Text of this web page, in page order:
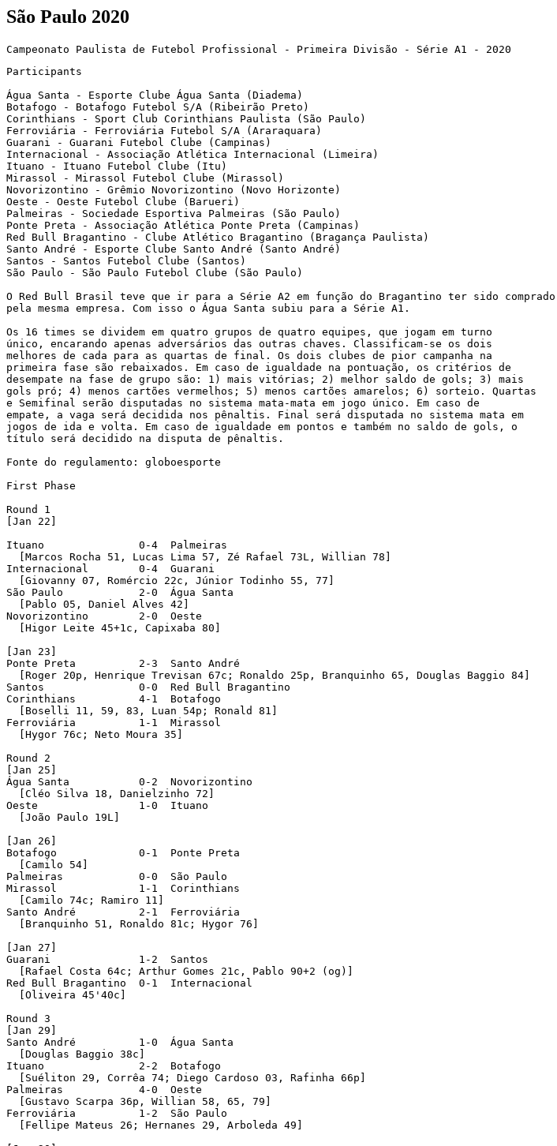
São Paulo 2020
Participants
Água Santa - Esporte Clube Água Santa (Diadema)
Botafogo - Botafogo Futebol S/A (Ribeirão Preto)
Corinthians - Sport Club Corinthians Paulista (São Paulo)
Ferroviária - Ferroviária Futebol S/A (Araraquara)
Guarani - Guarani Futebol Clube (Campinas)
Internacional - Associação Atlética Internacional (Limeira)
Ituano - Ituano Futebol Clube (Itu)
Mirassol - Mirassol Futebol Clube (Mirassol)
Novorizontino - Grêmio Novorizontino (Novo Horizonte)
Oeste - Oeste Futebol Clube (Barueri)
Palmeiras - Sociedade Esportiva Palmeiras (São Paulo)
Ponte Preta - Associação Atlética Ponte Preta (Campinas)
Red Bull Bragantino - Clube Atlético Bragantino (Bragança Paulista)
Santo André - Esporte Clube Santo André (Santo André)
Santos - Santos Futebol Clube (Santos)
São Paulo - São Paulo Futebol Clube (São Paulo)
O Red Bull Brasil teve que ir para a Série A2 em função do Bragantino ter sido comprado
pela mesma empresa. Com isso o Água Santa subiu para a Série A1.
Os 16 times se dividem em quatro grupos de quatro equipes, que jogam em turno
único, encarando apenas adversários das outras chaves. Classificam-se os dois
melhores de cada para as quartas de final. Os dois clubes de pior campanha na
primeira fase são rebaixados. Em caso de igualdade na pontuação, os critérios de
desempate na fase de grupo são: 1) mais vitórias; 2) melhor saldo de gols; 3) mais
gols pró; 4) menos cartões vermelhos; 5) menos cartões amarelos; 6) sorteio. Quartas
e Semifinal serão disputadas no sistema mata-mata em jogo único. Em caso de
empate, a vaga será decidida nos pênaltis. Final será disputada no sistema mata em
jogos de ida e volta. Em caso de igualdade em pontos e também no saldo de gols, o
título será decidido na disputa de pênaltis.
Fonte do regulamento: globoesporte
First Phase
Round 1
[Jan 22]
Ituano               0-4  Palmeiras
  [Marcos Rocha 51, Lucas Lima 57, Zé Rafael 73L, Willian 78]
Internacional        0-4  Guarani
  [Giovanny 07, Romércio 22c, Júnior Todinho 55, 77]
São Paulo            2-0  Água Santa
  [Pablo 05, Daniel Alves 42]
Novorizontino        2-0  Oeste
  [Higor Leite 45+1c, Capixaba 80]
[Jan 23]
Ponte Preta          2-3  Santo André
  [Roger 20p, Henrique Trevisan 67c; Ronaldo 25p, Branquinho 65, Douglas Baggio 84]
Santos               0-0  Red Bull Bragantino
Corinthians          4-1  Botafogo
  [Boselli 11, 59, 83, Luan 54p; Ronald 81]
Ferroviária          1-1  Mirassol
  [Hygor 76c; Neto Moura 35]
Round 2
[Jan 25]
Água Santa           0-2  Novorizontino
  [Cléo Silva 18, Danielzinho 72]
Oeste                1-0  Ituano
  [João Paulo 19L]
[Jan 26]
Botafogo             0-1  Ponte Preta
  [Camilo 54]
Palmeiras            0-0  São Paulo
Mirassol             1-1  Corinthians
  [Camilo 74c; Ramiro 11]
Santo André          2-1  Ferroviária
  [Branquinho 51, Ronaldo 81c; Hygor 76]
[Jan 27]
Guarani              1-2  Santos
  [Rafael Costa 64c; Arthur Gomes 21c, Pablo 90+2 (og)]
Red Bull Bragantino  0-1  Internacional
  [Oliveira 45'40c]
Round 3
[Jan 29]
Santo André          1-0  Água Santa
  [Douglas Baggio 38c]
Ituano               2-2  Botafogo
  [Suéliton 29, Corrêa 74; Diego Cardoso 03, Rafinha 66p]
Palmeiras            4-0  Oeste
  [Gustavo Scarpa 36p, Willian 58, 65, 79]
Ferroviária          1-2  São Paulo
  [Fellipe Mateus 26; Hernanes 29, Arboleda 49]